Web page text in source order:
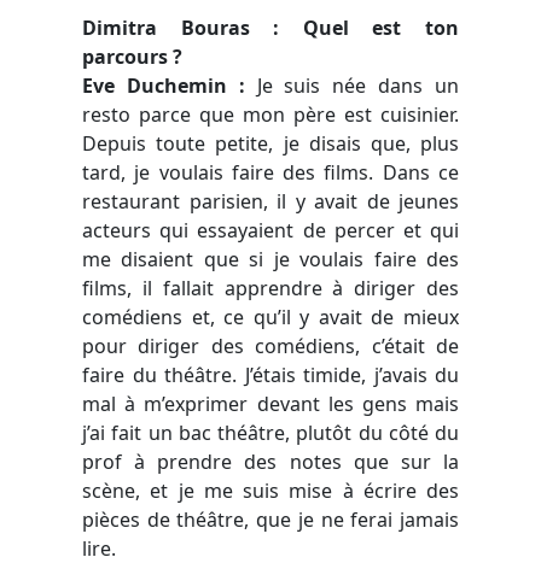
Dimitra Bouras : Quel est ton
parcours ?
Eve Duchemin : Je suis née dans un
resto parce que mon père est cuisinier.
Depuis toute petite, je disais que, plus
tard, je voulais faire des films. Dans ce
restaurant parisien, il y avait de jeunes
acteurs qui essayaient de percer et qui
me disaient que si je voulais faire des
films, il fallait apprendre à diriger des
comédiens et, ce qu’il y avait de mieux
pour diriger des comédiens, c’était de
faire du théâtre. J’étais timide, j’avais du
mal à m’exprimer devant les gens mais
j’ai fait un bac théâtre, plutôt du côté du
prof à prendre des notes que sur la
scène, et je me suis mise à écrire des
pièces de théâtre, que je ne ferai jamais
lire.